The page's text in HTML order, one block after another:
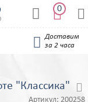
 
0 

Доставим
за 2 часа
"Классика"
Артикул: 200258
